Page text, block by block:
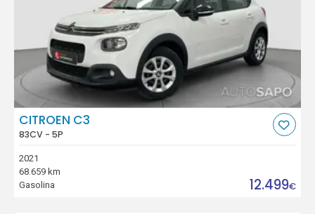
CITROEN C3
83CV - 5P
2021
68.659 km
Gasolina
12.499€